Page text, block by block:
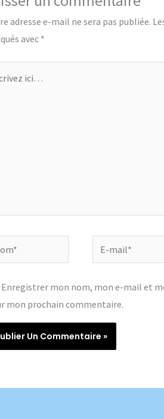
adresse e-mail ne sera pas publiée.
avec*
mail*
Enregistrer mon nom, mon e-mail et
mon prochain commentaire.